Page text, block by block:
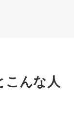
こんな人